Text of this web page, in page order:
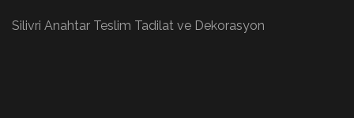
Silivri Anahtar Teslim Tadilat ve Dekorasyon